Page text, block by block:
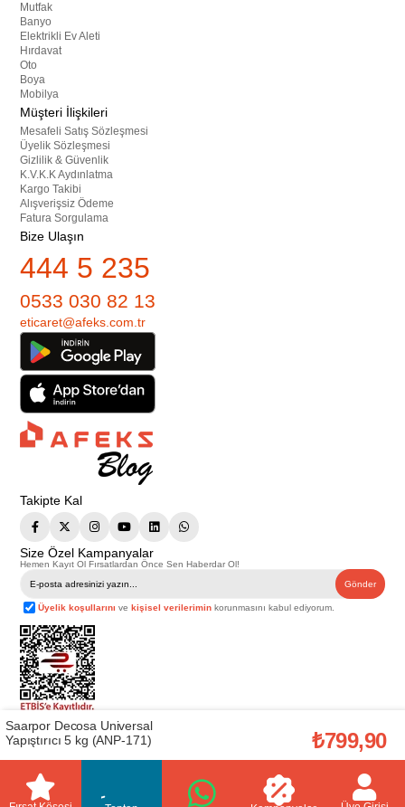
Mutfak
Banyo
Elektrikli Ev Aleti
Hırdavat
Oto
Boya
Mobilya
Müşteri İlişkileri
Mesafeli Satış Sözleşmesi
Üyelik Sözleşmesi
Gizlilik & Güvenlik
K.V.K.K Aydınlatma
Kargo Takibi
Alışverişsiz Ödeme
Fatura Sorgulama
Bize Ulaşın
444 5 235
0533 030 82 13
eticaret@afeks.com.tr
Takipte Kal
Size Özel Kampanyalar
Hemen Kayıt Ol Fırsatlardan Önce Sen Haberdar Ol!
Gönder
Üyelik koşullarını vekişisel verilerimin korunmasını kabul ediyorum.
Telif Hakkı © 2026Afeks Yapı Market
. Tüm hakları saklıdır.
Bu web sitesindeki tüm ürünler ticari amaçlıdır. Web sitemizde yer alan
görsel ve yazılı içerikler firmamıza ait olup, firmamızın yazılı izni alınmadan
başka yerlerde kullanılamaz. İçeriklerin izin alınmadan kopyalanması ve
kullanılması 5846 sayılı Fikir ve Sanat Eserleri Yasasına göre suçtur.
Saarpor Decosa Universal
Yapıştırıcı 5 kg (ANP-171)
₺799,90